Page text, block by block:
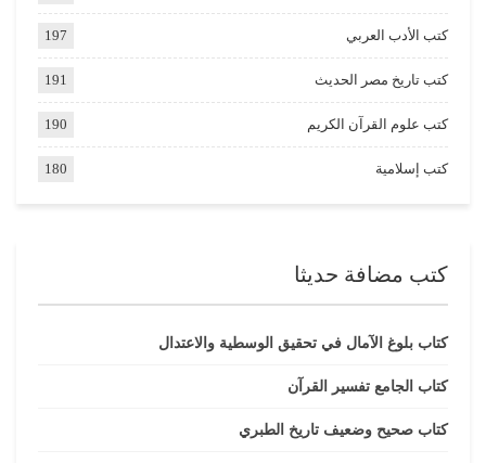
كتب الأدب العربي 197
كتب تاريخ مصر الحديث 191
كتب علوم القرآن الكريم 190
كتب إسلامية 180
كتب مضافة حديثا
كتاب بلوغ الآمال في تحقيق الوسطية والاعتدال
كتاب الجامع تفسير القرآن
كتاب صحيح وضعيف تاريخ الطبري